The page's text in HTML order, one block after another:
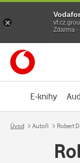
E-knihy
Úvod Autoři Robert
Zdarma